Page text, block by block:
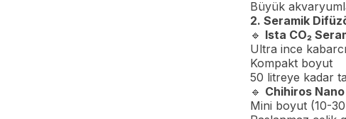
Büyük
2. Seramik
🔹 Ista CO₂
Ultra ince
Kompakt boyut
50 litreye kadar
🔹 Chihiros
Mini boyut (10-